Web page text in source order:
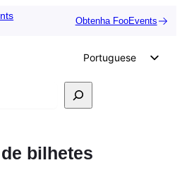
Obtenha FooEvents
Portuguese
English
German
Spanish
bilhetes